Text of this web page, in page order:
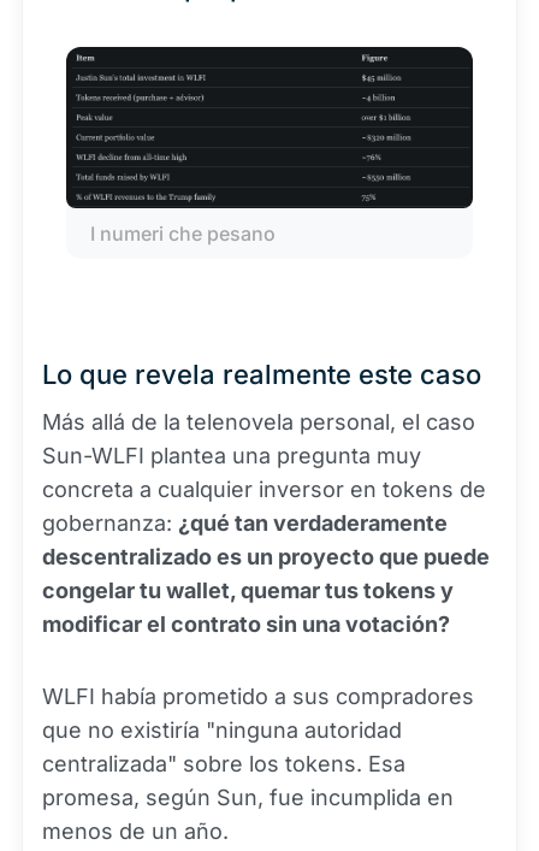
I numeri che pesano
Lo que revela realmente este caso
Más allá de la telenovela personal, el caso
Sun-WLFI plantea una pregunta muy
concreta a cualquier inversor en tokens de
gobernanza: ¿qué tan verdaderamente
descentralizado es un proyecto que puede
congelar tu wallet, quemar tus tokens y
modificar el contrato sin una votación?
WLFI había prometido a sus compradores
que no existiría "ninguna autoridad
centralizada" sobre los tokens. Esa
promesa, según Sun, fue incumplida en
menos de un año.